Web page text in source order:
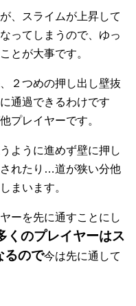
、スライムが上昇して
ってしまうので、ゆっ
とが大事です。
２つめの押し出し壁抜
通過できるわけです
プレイヤーです。
ように進めず壁に押し
れたり…道が狭い分他
まいます。
ーを先に通すことにし
くのプレイヤーはス
るので今は先に通して